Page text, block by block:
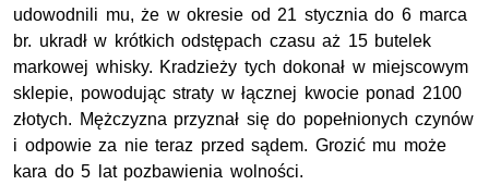
udowodnili mu, że w okresie od 21 stycznia do 6 marca
br. ukradł w krótkich odstępach czasu aż 15 butelek
markowej whisky. Kradzieży tych dokonał w miejscowym
sklepie, powodując straty w łącznej kwocie ponad 2100
złotych. Mężczyzna przyznał się do popełnionych czynów
i odpowie za nie teraz przed sądem. Grozić mu może
kara do 5 lat pozbawienia wolności.